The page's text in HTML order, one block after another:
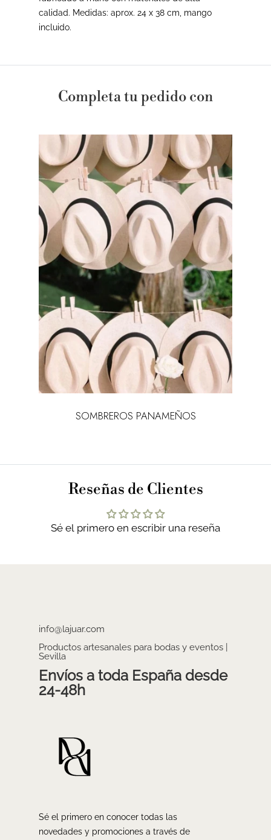
calidad. Medidas: aprox. 24 x 38 cm, mango
incluido.
Completa tu pedido con
SOMBREROS PANAMEÑOS
Reseñas de Clientes
Sé el primero en escribir una reseña
info@lajuar.com
Productos artesanales para bodas y eventos |
Sevilla
Envíos a toda España desde
24-48h
Sé el primero en conocer todas las
novedades y promociones a través de